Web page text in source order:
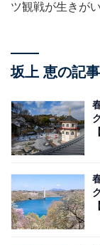
ツ観戦が生きがい
坂上 恵の記